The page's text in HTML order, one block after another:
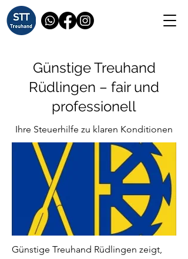
Günstige Treuhand
Rüdlingen – fair und
professionell
Ihre Steuerhilfe zu klaren Konditionen
Günstige Treuhand Rüdlingen zeigt,